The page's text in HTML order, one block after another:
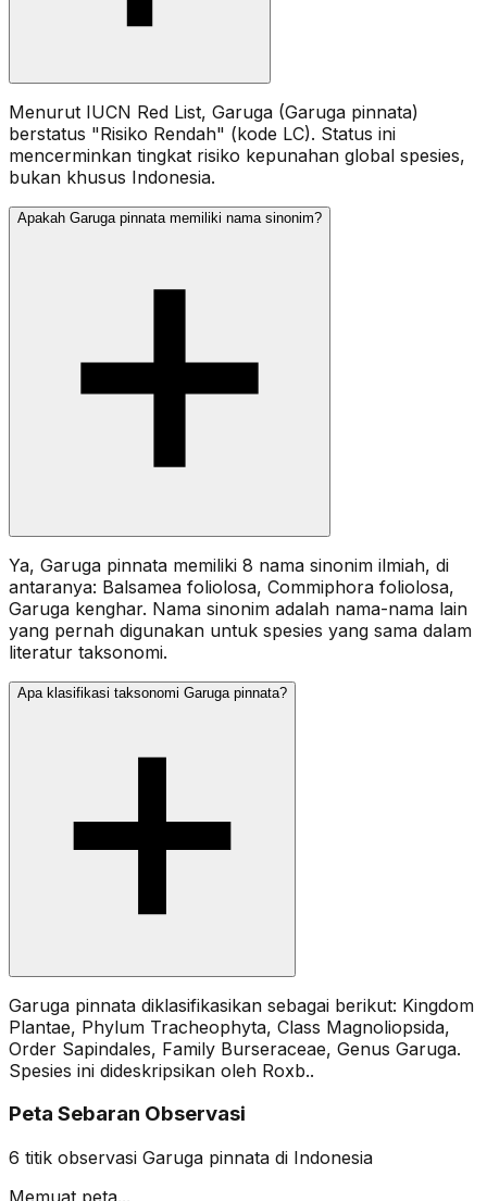
Menurut IUCN Red List, Garuga (Garuga pinnata)
berstatus "Risiko Rendah" (kode LC). Status ini
mencerminkan tingkat risiko kepunahan global spesies,
bukan khusus Indonesia.
Apakah Garuga pinnata memiliki nama sinonim?
Ya, Garuga pinnata memiliki 8 nama sinonim ilmiah, di
antaranya: Balsamea foliolosa, Commiphora foliolosa,
Garuga kenghar. Nama sinonim adalah nama-nama lain
yang pernah digunakan untuk spesies yang sama dalam
literatur taksonomi.
Apa klasifikasi taksonomi Garuga pinnata?
Garuga pinnata diklasifikasikan sebagai berikut: Kingdom
Plantae, Phylum Tracheophyta, Class Magnoliopsida,
Order Sapindales, Family Burseraceae, Genus Garuga.
Spesies ini dideskripsikan oleh Roxb..
Peta Sebaran Observasi
6 titik observasi Garuga pinnata di Indonesia
Memuat peta...